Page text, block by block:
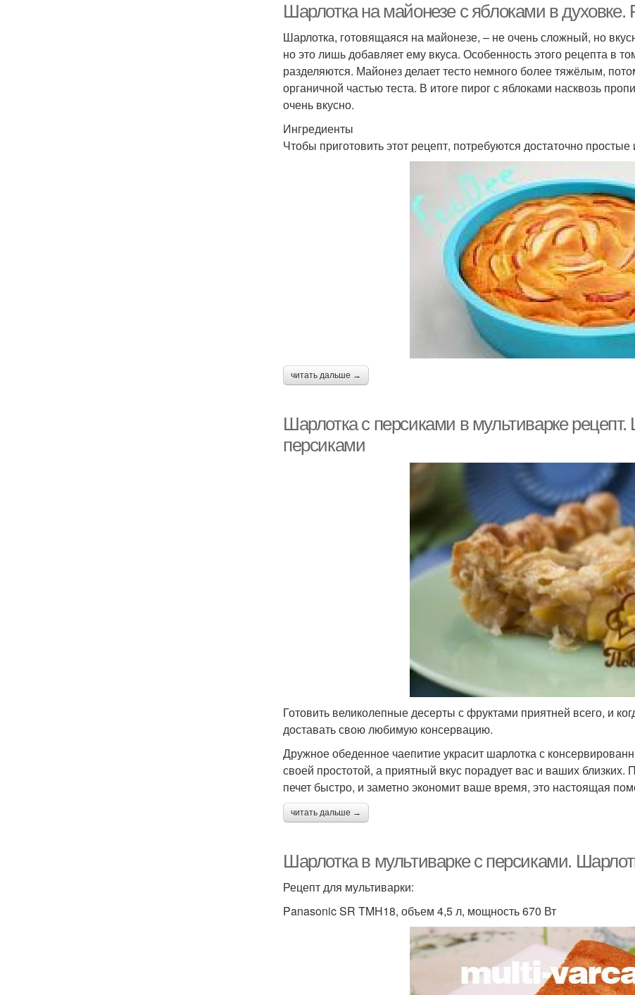
Шарлотка на майонезе с яблоками в
Шарлотка, готовящаяся на майонезе, – не очень сложный, но
но это лишь добавляет ему вкуса. Особенность этого рецепта в
разделяются. Майонез делает тесто немного более тяжёлым,
органичной частью теста. В итоге пирог с яблоками насквозь
очень вкусно.
Ингредиенты
Чтобы приготовить этот рецепт, потребуются достаточно
читать дальше →
Шарлотка с персиками в мультиварке
персиками
Готовить великолепные десерты с фруктами приятней всего, и
доставать свою любимую консервацию.
Дружное обеденное чаепитие украсит шарлотка с
своей простотой, а приятный вкус порадует вас и ваших
печет быстро, и заметно экономит ваше время, это настоящая
читать дальше →
Шарлотка в мультиварке с персиками.
Рецепт для мультиварки:
Panasonic SR TMH18, объем 4,5 л, мощность 670 Вт